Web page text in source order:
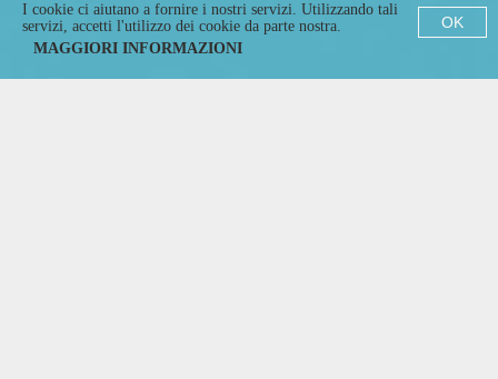
I cookie ci aiutano a fornire i nostri servizi. Utilizzando tali
servizi, accetti l'utilizzo dei cookie da parte nostra.
MAGGIORI INFORMAZIONI
OK